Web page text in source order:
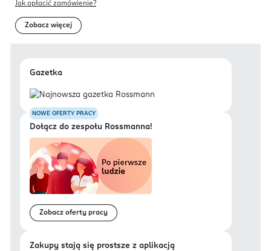
Jak opłacić zamówienie?
Zobacz więcej
Gazetka
NOWE OFERTY PRACY
Dołącz do zespołu Rossmanna!
Zobacz oferty pracy
Zakupy stają się prostsze z aplikacją